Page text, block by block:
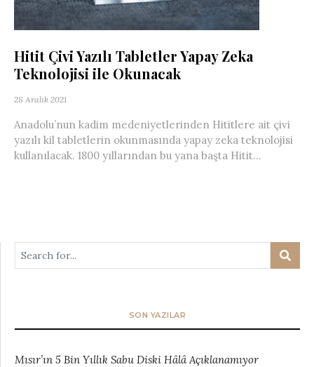
Hitit Çivi Yazılı Tabletler Yapay Zeka
Teknolojisi ile Okunacak
28 Aralık 2021
Anadolu’nun kadim medeniyetlerinden Hititlere ait çivi
yazılı kil tabletlerin okunmasında yapay zeka teknolojisi
kullanılacak. 1800 yıllarından bu yana başta Hitit...
SON YAZILAR
Mısır’ın 5 Bin Yıllık Sabu Diski Hâlâ Açıklanamıyor